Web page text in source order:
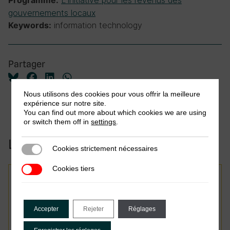
gouvernements locaux
Keywords: information technology
Partager
Liées à cette publication:
Contourner les défis des
dispositifs institutionnels
Nous utilisons des cookies pour vous offrir la meilleure
expérience sur notre site.
You can find out more about which cookies we are using
or switch them off insettings
Cookies strictement nécessaires
Cookies strictement nécessaires
Cookies tiersCookies tiers
Accepter Rejeter Réglages